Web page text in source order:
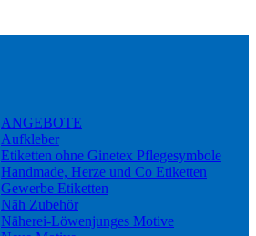
ANGEBOTE
Aufkleber
Etiketten ohne Ginetex Pflegesymbole
Handmade, Herze und Co Etiketten
Gewerbe Etiketten
Näh Zubehör
Näherei-Löwenjunges Motive